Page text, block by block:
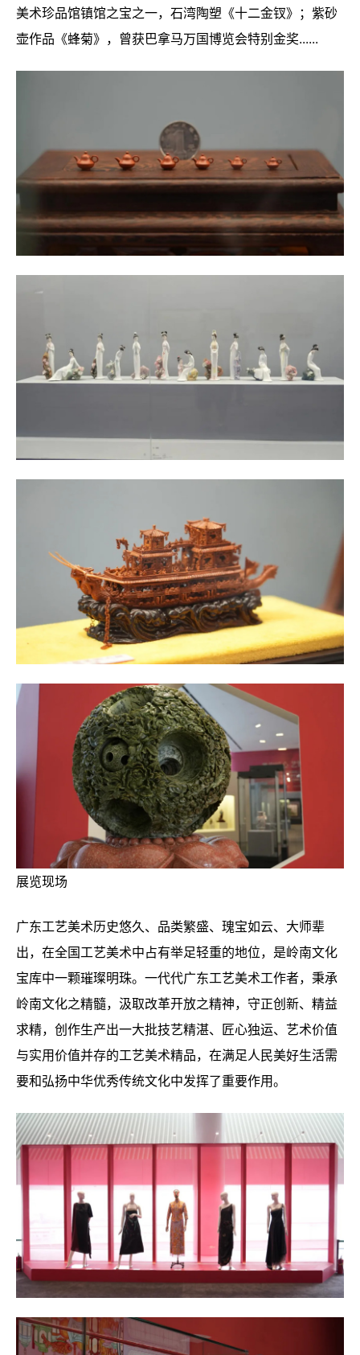
美术珍品馆镇馆之宝之一，石湾陶塑《十二金钗》；紫砂
壶作品《蜂菊》，曾获巴拿马万国博览会特别金奖......
展览现场
广东工艺美术历史悠久、品类繁盛、瑰宝如云、大师辈
出，在全国工艺美术中占有举足轻重的地位，是岭南文化
宝库中一颗璀璨明珠。一代代广东工艺美术工作者，秉承
岭南文化之精髓，汲取改革开放之精神，守正创新、精益
求精，创作生产出一大批技艺精湛、匠心独运、艺术价值
与实用价值并存的工艺美术精品，在满足人民美好生活需
要和弘扬中华优秀传统文化中发挥了重要作用。